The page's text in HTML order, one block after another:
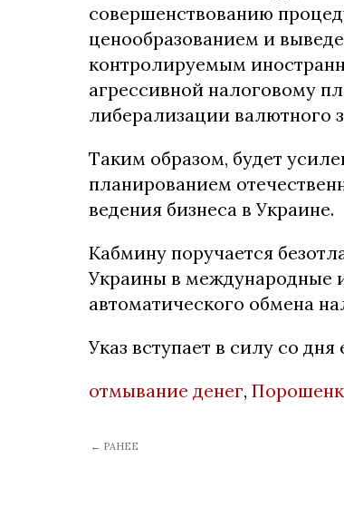
совершенствованию
ценообразованием и
контролируемым
агрессивной налоговому
либерализации валютного
Таким образом, будет
планированием
ведения бизнеса в Украине.
Кабмину поручается
Украины в международные
автоматического обмена
Указ вступает в силу со
отмывание денег,
← РАНЕЕ